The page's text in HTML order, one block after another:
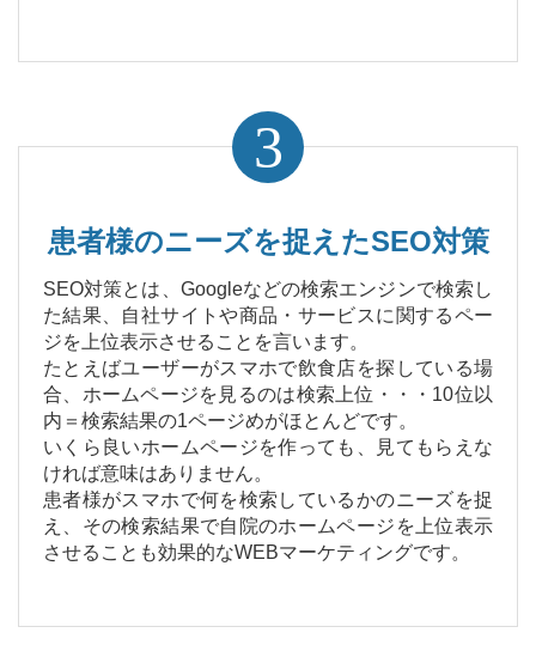
3
患者様のニーズを捉えたSEO対策
SEO対策とは、Googleなどの検索エンジンで検索し
た結果、自社サイトや商品・サービスに関するペー
ジを上位表示させることを言います。
たとえばユーザーがスマホで飲食店を探している場
合、ホームページを見るのは検索上位・・・10位以
内＝検索結果の1ページめがほとんどです。
いくら良いホームページを作っても、見てもらえな
ければ意味はありません。
患者様がスマホで何を検索しているかのニーズを捉
え、その検索結果で自院のホームページを上位表示
させることも効果的なWEBマーケティングです。